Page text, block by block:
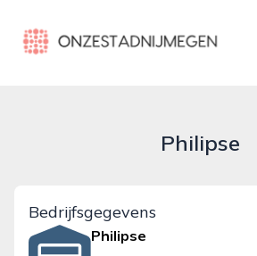
onzestadnijmegen.nl
Philipse
Bedrijfsgegevens
Philipse